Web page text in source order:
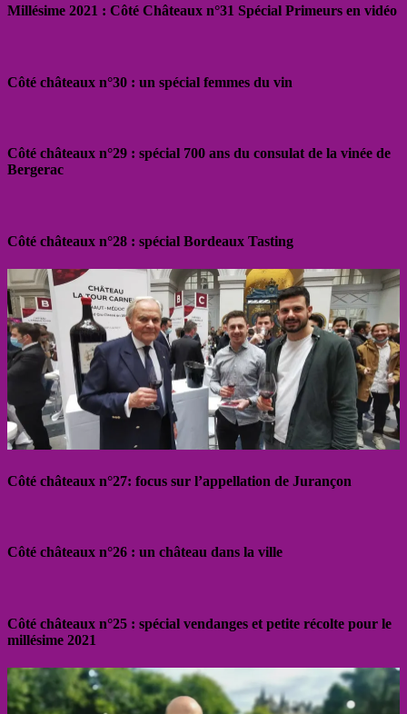
Millésime 2021 : Côté Châteaux n°31 Spécial Primeurs en vidéo
Côté châteaux n°30 : un spécial femmes du vin
Côté châteaux n°29 : spécial 700 ans du consulat de la vinée de
Bergerac
Côté châteaux n°28 : spécial Bordeaux Tasting
Côté châteaux n°27: focus sur l’appellation de Jurançon
Côté châteaux n°26 : un château dans la ville
Côté châteaux n°25 : spécial vendanges et petite récolte pour le
millésime 2021